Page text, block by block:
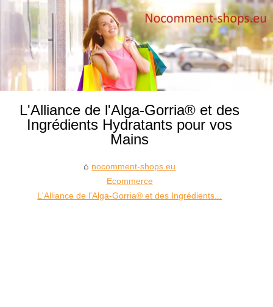
L'Alliance de l'Alga-Gorria® et des
Ingrédients Hydratants pour vos
Mains
nocomment-shops.eu
Ecommerce
L'Alliance de l'Alga-Gorria® et des Ingrédients...